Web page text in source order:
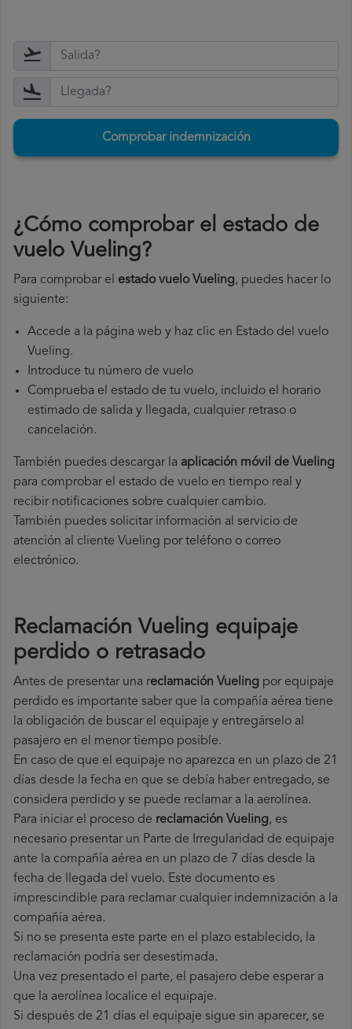
Comprobar indemnización
¿Cómo comprobar el estado de
vuelo Vueling?
Para comprobar el estado vuelo Vueling, puedes hacer lo
siguiente:
Accede a la página web y haz clic en Estado del vuelo
Vueling.
Introduce tu número de vuelo
Comprueba el estado de tu vuelo, incluido el horario
estimado de salida y llegada, cualquier retraso o
cancelación.
También puedes descargar la aplicación móvil de Vueling
para comprobar el estado de vuelo en tiempo real y
recibir notificaciones sobre cualquier cambio.
También puedes solicitar información al servicio de
atención al cliente Vueling por teléfono o correo
electrónico.
Reclamación Vueling equipaje
perdido o retrasado
Antes de presentar una reclamación Vueling por equipaje
perdido es importante saber que la compañía aérea tiene
la obligación de buscar el equipaje y entregárselo al
pasajero en el menor tiempo posible.
En caso de que el equipaje no aparezca en un plazo de 21
días desde la fecha en que se debía haber entregado, se
considera perdido y se puede reclamar a la aerolínea.
Para iniciar el proceso de reclamación Vueling, es
necesario presentar un Parte de Irregularidad de equipaje
ante la compañía aérea en un plazo de 7 días desde la
fecha de llegada del vuelo. Este documento es
imprescindible para reclamar cualquier indemnización a la
compañía aérea.
Si no se presenta este parte en el plazo establecido, la
reclamación podría ser desestimada.
Una vez presentado el parte, el pasajero debe esperar a
que la aerolínea localice el equipaje.
Si después de 21 días el equipaje sigue sin aparecer, se